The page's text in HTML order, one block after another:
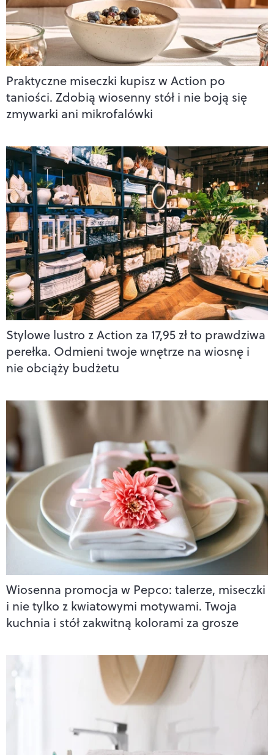
Praktyczne miseczki kupisz w Action po
taniości. Zdobią wiosenny stół i nie boją się
zmywarki ani mikrofalówki
Stylowe lustro z Action za 17,95 zł to prawdziwa
perełka. Odmieni twoje wnętrze na wiosnę i
nie obciąży budżetu
Wiosenna promocja w Pepco: talerze, miseczki
i nie tylko z kwiatowymi motywami. Twoja
kuchnia i stół zakwitną kolorami za grosze